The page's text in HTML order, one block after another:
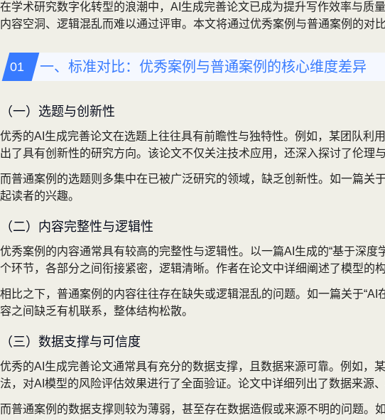
在学术研究数字化转型的浪潮中，AI生成完善论文已成为提升写作效率与质
内容空洞、逻辑混乱而难以通过评审。本文将通过优秀案例与普通案例的对
一、标准对比：优秀案例与普通案例的核心维度差异
（一）选题与创新性
优秀的AI生成完善论文在选题上往往具有前瞻性与独特性。例如，某团队利
出了具有创新性的研究方向。该论文不仅关注技术应用，还深入探讨了伦理
而普通案例的选题则多集中在已被广泛研究的领域，缺乏创新性。如一篇关
起读者的兴趣。
（二）内容完整性与逻辑性
优秀案例的内容通常具有较高的完整性与逻辑性。以一篇AI生成的“基于深
个环节，各部分之间衔接紧密，逻辑清晰。作者在论文中详细阐述了模型的
相比之下，普通案例的内容往往存在缺失或逻辑混乱的问题。如一篇关于
容之间缺乏有机联系，整体结构松散。
（三）数据支撑与可信度
优秀的AI生成完善论文通常具有充分的数据支撑，且数据来源可靠。例如，
法，对AI模型的风险评估效果进行了全面验证。论文中详细列出了数据来源
而普通案例的数据支撑则较为薄弱，甚至存在数据造假或来源不明的问题。